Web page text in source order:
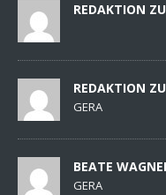
REDAKTION ZU
REDAKTION ZU
GERA
BEATE
GERA